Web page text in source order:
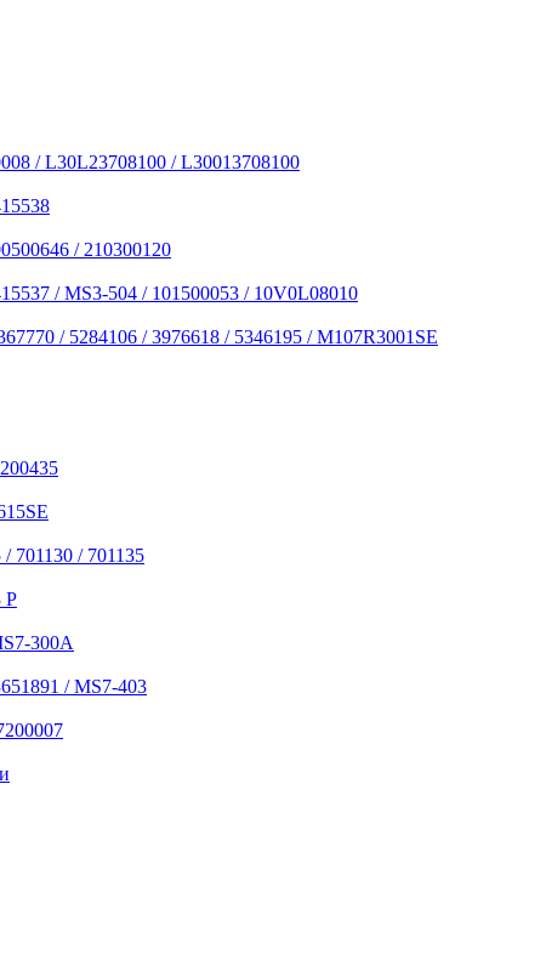
/ L30L23708100 / L30013708100
/ 210300120
/ MS3-504 / 101500053 / 10V0L08010
/ 5284106 / 3976618 / 5346195 / M107R3001SE
701130 / 701135
P
300A
/ MS7-403